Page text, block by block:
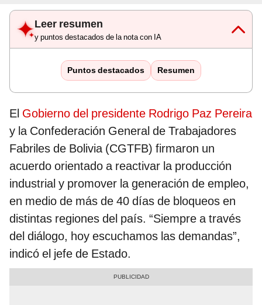
Leer resumen
y puntos destacados de la nota con IA
Puntos destacados Resumen
El Gobierno del presidente Rodrigo Paz Pereira
y la Confederación General de Trabajadores
Fabriles de Bolivia (CGTFB) firmaron un
acuerdo orientado a reactivar la producción
industrial y promover la generación de empleo,
en medio de más de 40 días de bloqueos en
distintas regiones del país. “Siempre a través
del diálogo, hoy escuchamos las demandas”,
indicó el jefe de Estado.